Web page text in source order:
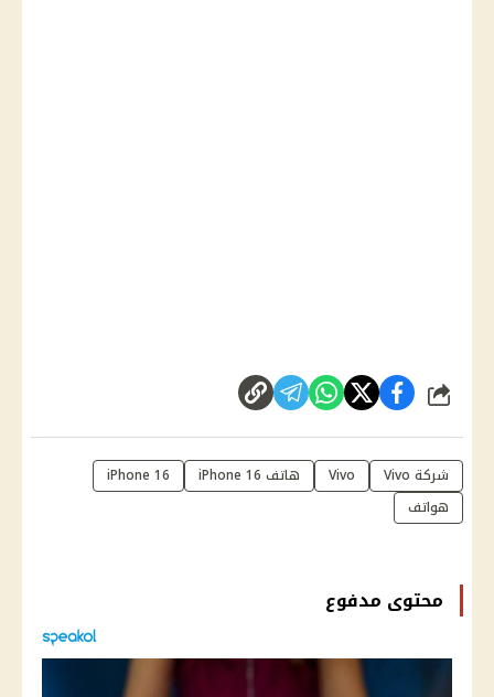
شارك
شركة Vivo Vivo هاتف iPhone 16
iPhone 16
هواتف
محتوى مدفوع